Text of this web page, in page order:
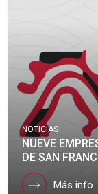
NOTICIAS
NUEVE
DE SAN
Más info